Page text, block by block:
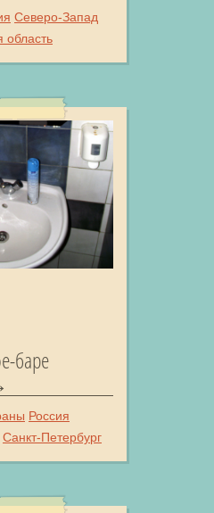
Северо-Запад
область
баре
Россия
Санкт-Петербург